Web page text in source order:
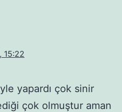
15:22
yapardı çok sinir
çok olmuştur aman